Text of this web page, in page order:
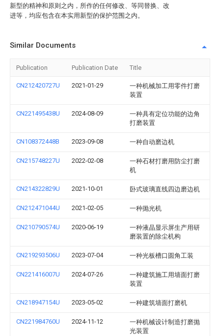
新型的精神和原则之内，所作的任何修改、等同替换、改
进等，均应包含在本实用新型的保护范围之内。
Similar Documents
Publication Publication Date Title
CN212420727U 2021-01-29
一种机械加工用零件打磨
装置
CN221495438U 2024-08-09
一种具有定位功能的边角
打磨装置
CN108372448B 2023-09-08 一种自动磨边机
CN215748227U 2022-02-08
一种石材打磨用防尘打磨
机
CN214322829U 2021-10-01 卧式玻璃直线四边磨边机
CN212471044U 2021-02-05 一种抛光机
CN210790574U 2020-06-19
一种液晶显示屏生产用研
磨装置的除尘机构
CN219293506U 2023-07-04 一种光板槽口圆角工装
CN221416007U 2024-07-26
一种建筑施工用墙面打磨
装置
CN218947154U 2023-05-02 一种建筑墙面打磨机
CN221984760U 2024-11-12
一种机械设计制造打磨抛
光装置